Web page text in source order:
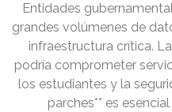
Entidades
grandes volúmenes de
infraestructura crítica.
podría comprometer
los estudiantes y la
parches** es